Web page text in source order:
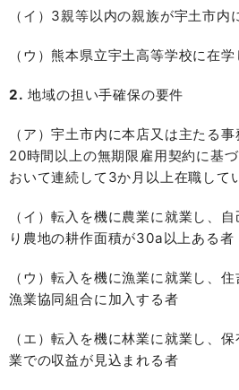
（イ）3親等以内の親族が宇土市内
（ウ）熊本県立宇土高等学校に在
2.地域の担い手確保の要件
（ア）宇土市内に本店又は主たる
20時間以上の無期限雇用契約に基
おいて連続して3か月以上在職して
（イ）転入を機に農業に就業し、
り農地の耕作面積が30a以上ある者
（ウ）転入を機に漁業に就業し、
漁業協同組合に加入する者
（エ）転入を機に林業に就業し、
業での収益が見込まれる者